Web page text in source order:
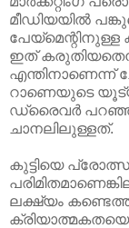
മീഡിയയിൽ
ഇത്
എന്തിനാണെന്ന്
റാണെയുടെ
ഡ്രൈവർ പറഞ്ഞു.
ചാനലിലുള്ളത്.
കുട്ടിയെ
ലക്ഷ്യം
ക്രിയാത്മകതയെ